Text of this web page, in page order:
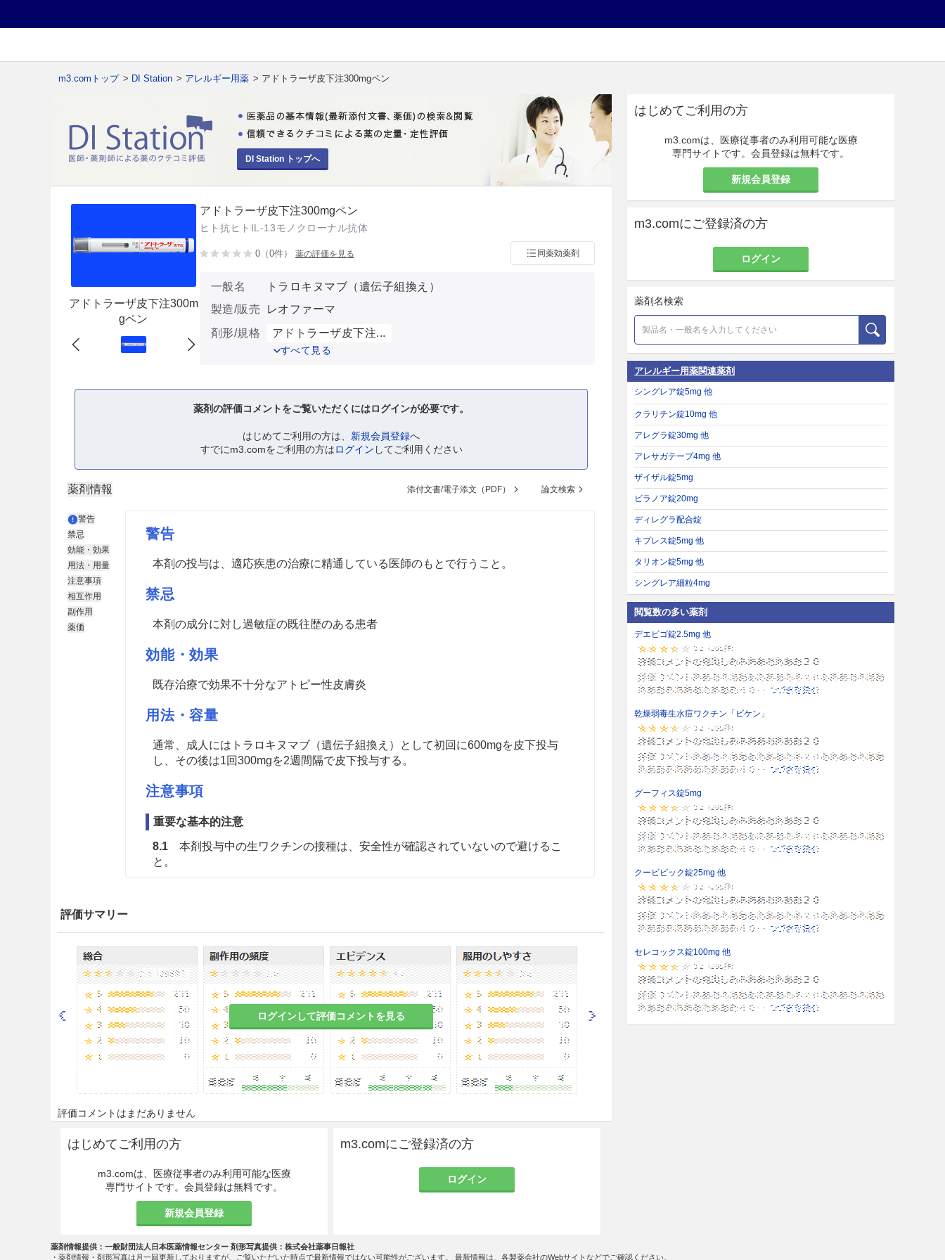
m3.comトップ > DI Station > アレルギー用薬 > アドトラーザ皮下注300mgペン
DI Station トップへ
アドトラーザ皮下注300m
gペン
アドトラーザ皮下注300mgペン
ヒト抗ヒトIL-13モノクローナル抗体
0（0件） 薬の評価を見る 同薬効薬剤
一般名
トラロキヌマブ（遺伝子組換え）
製造/販売
レオファーマ
剤形/規格
アドトラーザ皮下注...
すべて見る
薬剤の評価コメントをご覧いただくにはログインが必要です。
はじめてご利用の方は、 新規会員登録へ
すでにm3.comをご利用の方はログイン してご利用ください
薬剤情報 添付文書/電子添文（PDF） 論文検索
警告
禁忌
効能・効果
用法・用量
注意事項
相互作用
副作用
薬価
警告
本剤の投与は、適応疾患の治療に精通している医師のもとで行うこと。
禁忌
本剤の成分に対し過敏症の既往歴のある患者
効能・効果
既存治療で効果不十分なアトピー性皮膚炎
用法・容量
通常、成人にはトラロキヌマブ（遺伝子組換え）として初回に600mgを皮下投与
し、その後は1回300mgを2週間隔で皮下投与する。
注意事項
重要な基本的注意
8.1本剤投与中の生ワクチンの接種は、安全性が確認されていないので避けるこ
と。
本剤の投与開始にあたっては、医療施設において、必ず医師によるか、医師の
直接の監督のもとで投与を行うこと。自己投与の適用については、医師がその妥当
性を慎重に検討し、十分な教育訓練を実施した後、本剤投与による危険性と対処法
について患者が理解し、患者自ら確実に投与できることを確認した上で、医師の管
理指導のもとで実施すること。自己投与の適用後、本剤による副作用が疑われる場
合や自己投与の継続が困難な状況となる可能性がある場合には、直ちに自己投与を
中止させ、医師の管理下で慎重に観察するなど適切な処置を行うこと。また、本剤
投与後に副作用の発現が疑われる場合は、医療機関へ連絡するよう患者に指導を行
うこと。使用済みの注射器を再使用しないよう患者に注意を促し、すべての器具の
安全な廃棄方法に関する指導の徹底を行うとともに、使用済みの注射器を廃棄する
容器を提供すること。
慎重投与
9.1.1 寄生虫感染患者
本剤を投与する前に寄生虫感染の治療を行うこと。また、患者が本剤投与中に寄
するまで本剤の投与を一時中止すること。本剤はIL-13を阻害することにより2型
評価サマリー
ログインして評価コメントを見る
評価コメントはまだありません
はじめてご利用の方
m3.comは、医療従事者のみ利用可能な医療
専門サイトです。会員登録は無料です。
新規会員登録
m3.comにご登録済の方
ログイン
はじめてご利用の方
m3.comは、医療従事者のみ利用可能な医療
専門サイトです。会員登録は無料です。
新規会員登録
m3.comにご登録済の方
ログイン
薬剤名検索
アレルギー用薬関連薬剤
シングレア錠5mg 他
クラリチン錠10mg 他
アレグラ錠30mg 他
アレサガテープ4mg 他
ザイザル錠5mg
ビラノア錠20mg
ディレグラ配合錠
キプレス錠5mg 他
タリオン錠5mg 他
シングレア細粒4mg
閲覧数の多い薬剤
デエビゴ錠2.5mg 他
乾燥弱毒生水痘ワクチン「ビケン」
グーフィス錠5mg
クービビック錠25mg 他
セレコックス錠100mg 他
薬剤情報提供：一般財団法人日本医薬情報センター 剤形写真提供：株式会社薬事日報社
・薬剤情報・剤形写真は月一回更新しておりますが、ご覧いただいた時点で最新情報ではない可能性がございます。 最新情報は、各製薬会社のWebサイトなどでご確認ください。